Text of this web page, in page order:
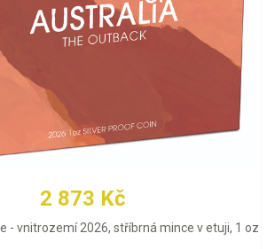
2 873 Kč
- vnitrozemí 2026, stříbrná mince v etuji, 1 oz